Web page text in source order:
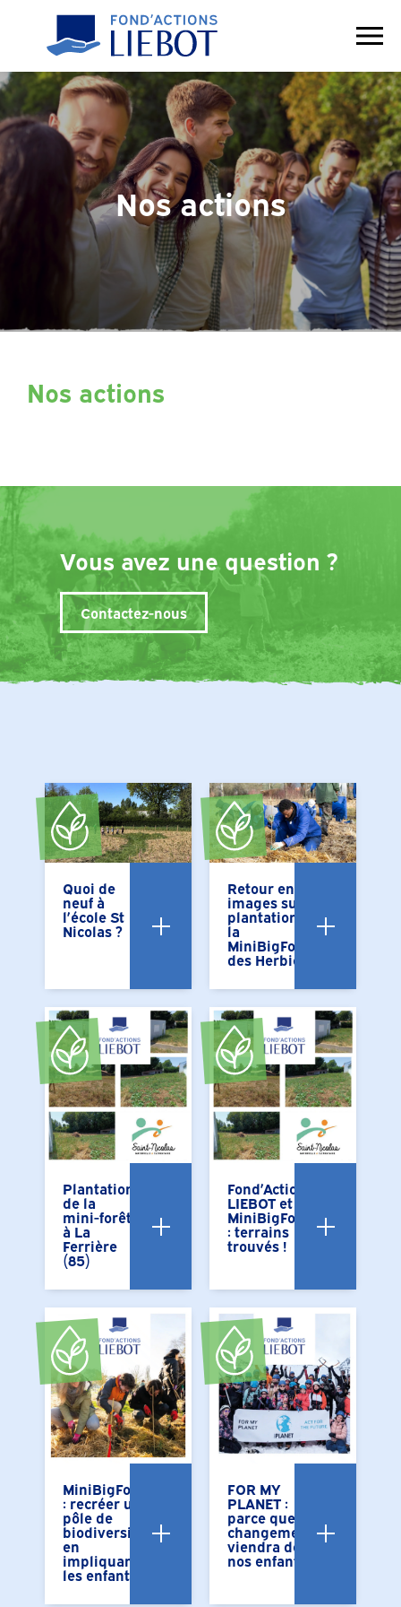
Contact
Nos actions
Nos actions
Vous avez une question ?
Contactez-nous
Quoi de
neuf à
l’école St
Nicolas ?
Retour en
images sur la
plantation de
la
MiniBigForest
des Herbiers
Plantation
de la
mini-forêt
à La
Ferrière
(85)
Fond’Actions
LIEBOT et
MiniBigForest
: terrains
trouvés !
MiniBigForest
: recréer un
pôle de
biodiversité
en
impliquant
les enfants
FOR MY
PLANET :
parce que le
changement
viendra de
nos enfants